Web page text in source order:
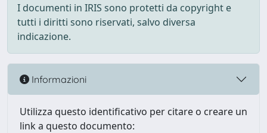
I documenti in IRIS sono protetti da copyright e
tutti i diritti sono riservati, salvo diversa
indicazione.
Informazioni
Utilizza questo identificativo per citare o creare un
link a questo documento: